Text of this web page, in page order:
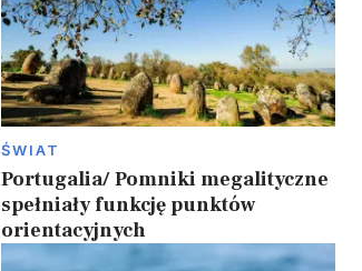
ŚWIAT
Portugalia/ Pomniki megalityczne
spełniały funkcję punktów
orientacyjnych